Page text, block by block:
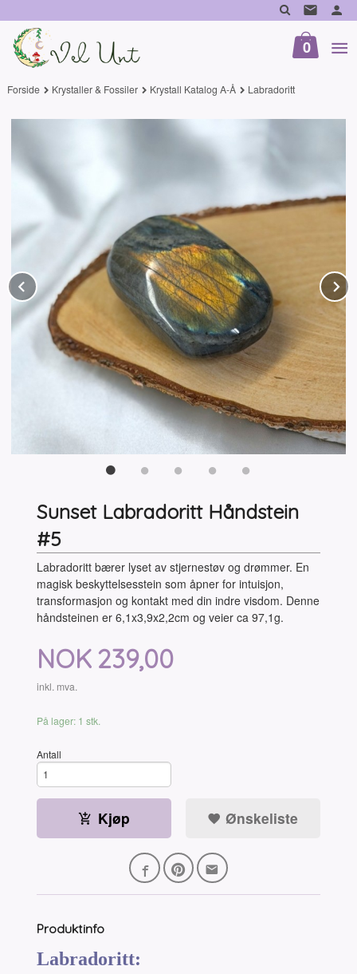
til
innholdet
0
Forside Krystaller & Fossiler Krystall Katalog A-Å Labradoritt
Prev
Sunset Labradoritt Håndstein
#5
Labradoritt bærer lyset av stjernestøv og drømmer. En
magisk beskyttelsesstein som åpner for intuisjon,
transformasjon og kontakt med din indre visdom. Denne
håndsteinen er 6,1x3,9x2,2cm og veier ca 97,1g.
Pris
NOK 239,00
inkl. mva.
På lager: 1 stk.
Antall
Kjøp Ønskeliste
Produktinfo
Labradoritt: